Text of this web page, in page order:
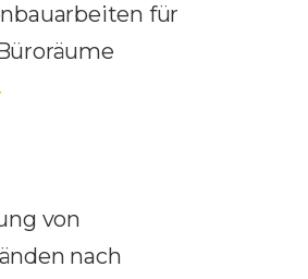
für
von
nach